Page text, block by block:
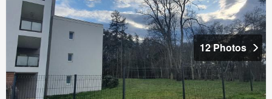
12 Photos